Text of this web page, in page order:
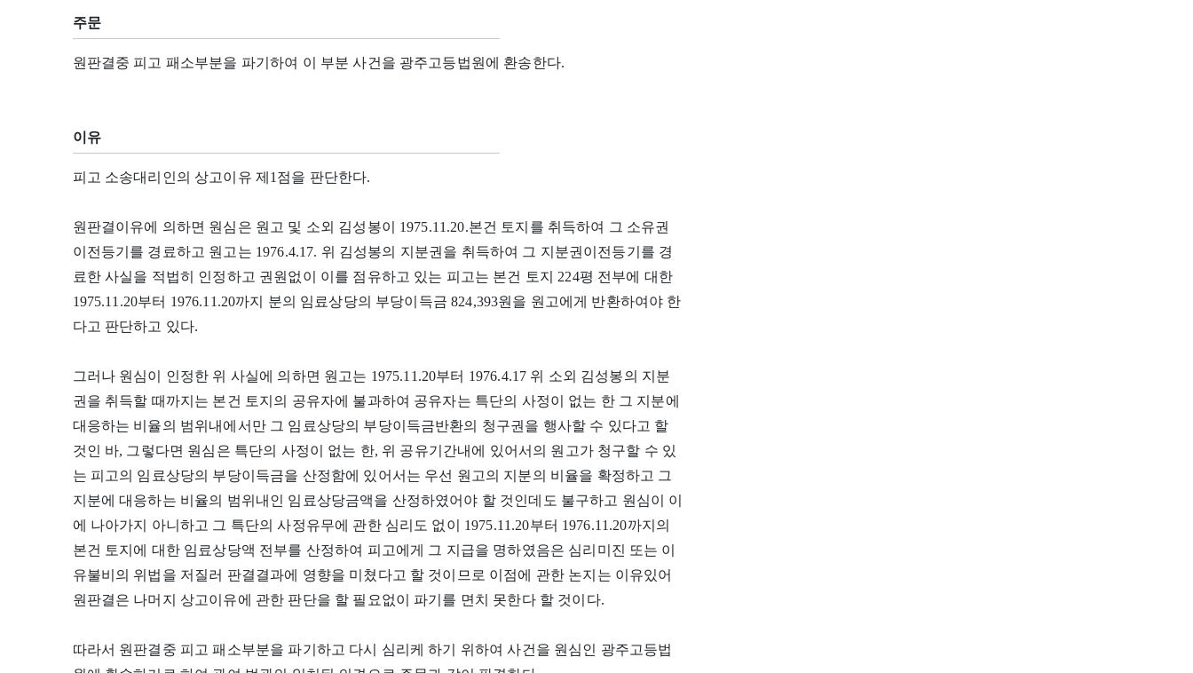
주문
원판결중 피고 패소부분을 파기하여 이 부분 사건을 광주고등법원에 환송한다.
이유
피고 소송대리인의 상고이유 제1점을 판단한다.
원판결이유에 의하면 원심은 원고 및 소외 김성봉이 1975.11.20.본건 토지를 취득하여 그 소유권
이전등기를 경료하고 원고는 1976.4.17. 위 김성봉의 지분권을 취득하여 그 지분권이전등기를 경
료한 사실을 적법히 인정하고 권원없이 이를 점유하고 있는 피고는 본건 토지 224평 전부에 대한
1975.11.20부터 1976.11.20까지 분의 임료상당의 부당이득금 824,393원을 원고에게 반환하여야 한
다고 판단하고 있다.
그러나 원심이 인정한 위 사실에 의하면 원고는 1975.11.20부터 1976.4.17 위 소외 김성봉의 지분
권을 취득할 때까지는 본건 토지의 공유자에 불과하여 공유자는 특단의 사정이 없는 한 그 지분에
대응하는 비율의 범위내에서만 그 임료상당의 부당이득금반환의 청구권을 행사할 수 있다고 할
것인 바, 그렇다면 원심은 특단의 사정이 없는 한, 위 공유기간내에 있어서의 원고가 청구할 수 있
는 피고의 임료상당의 부당이득금을 산정함에 있어서는 우선 원고의 지분의 비율을 확정하고 그
지분에 대응하는 비율의 범위내인 임료상당금액을 산정하였어야 할 것인데도 불구하고 원심이 이
에 나아가지 아니하고 그 특단의 사정유무에 관한 심리도 없이 1975.11.20부터 1976.11.20까지의
본건 토지에 대한 임료상당액 전부를 산정하여 피고에게 그 지급을 명하였음은 심리미진 또는 이
유불비의 위법을 저질러 판결결과에 영향을 미쳤다고 할 것이므로 이점에 관한 논지는 이유있어
원판결은 나머지 상고이유에 관한 판단을 할 필요없이 파기를 면치 못한다 할 것이다.
따라서 원판결중 피고 패소부분을 파기하고 다시 심리케 하기 위하여 사건을 원심인 광주고등법